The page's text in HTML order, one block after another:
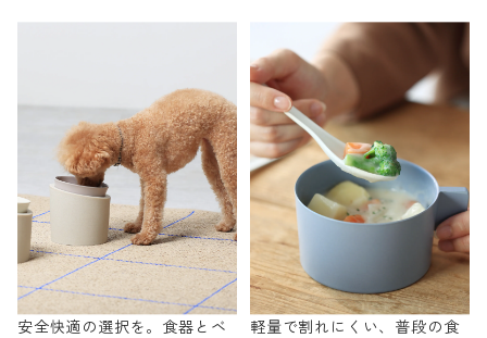
安全快適の選択を。食器とベ
軽量で割れにくい、普段の食